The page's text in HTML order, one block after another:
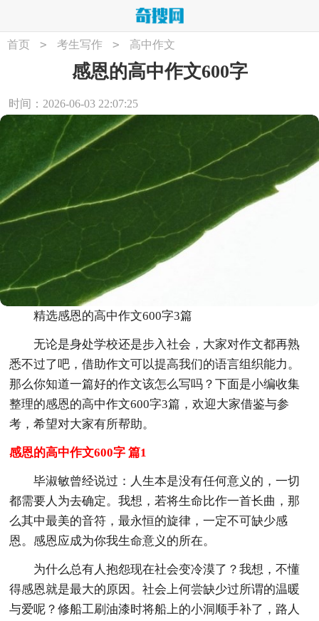
首页 > 考生写作 > 高中作文
感恩的高中作文600字
时间：2026-06-03 22:07:25
精选感恩的高中作文600字3篇
无论是身处学校还是步入社会，大家对作文都再熟
悉不过了吧，借助作文可以提高我们的语言组织能力。
那么你知道一篇好的作文该怎么写吗？下面是小编收集
整理的感恩的高中作文600字3篇，欢迎大家借鉴与参
考，希望对大家有所帮助。
感恩的高中作文600字 篇1
毕淑敏曾经说过：人生本是没有任何意义的，一切
都需要人为去确定。我想，若将生命比作一首长曲，那
么其中最美的音符，最永恒的旋律，一定不可缺少感
恩。感恩应成为你我生命意义的所在。
为什么总有人抱怨现在社会变冷漠了？我想，不懂
得感恩就是最大的原因。社会上何尝缺少过所谓的温暖
与爱呢？修船工刷油漆时将船上的小洞顺手补了，路人